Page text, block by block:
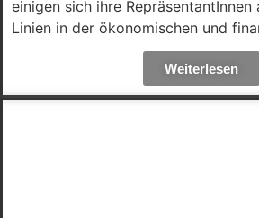
einigen sich ihre
Linien in der ökonomischen und
Weiterlesen